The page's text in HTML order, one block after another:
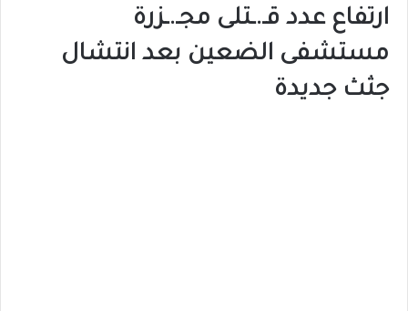
ارتفاع عدد قـ.ـتلى مجـ.ـزرة
مستشفى الضعين بعد انتشال
جثث جديدة